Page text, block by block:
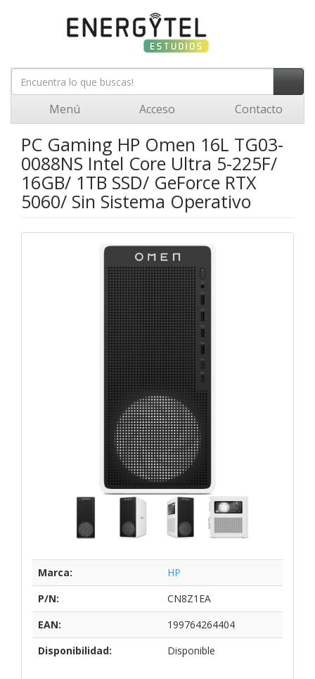
Menú Acceso Contacto
PC Gaming HP Omen 16L TG03-
0088NS Intel Core Ultra 5-225F/
16GB/ 1TB SSD/ GeForce RTX
5060/ Sin Sistema Operativo
Marca:
HP
P/N:
CN8Z1EA
EAN:
199764264404
Disponibilidad:
Disponible